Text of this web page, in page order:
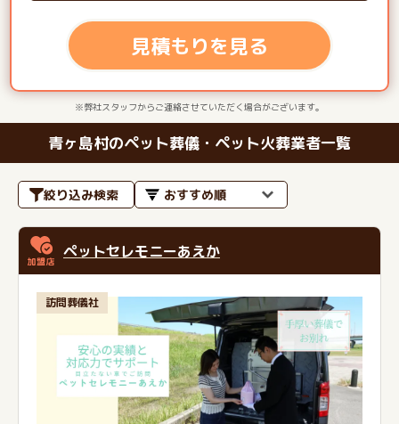
見積もりを見る
※弊社スタッフからご連絡させていただく場合がございます。
青ヶ島村のペット葬儀・ペット火葬業者一覧
絞り込み検索
ペットセレモニーあえか
訪問葬儀社